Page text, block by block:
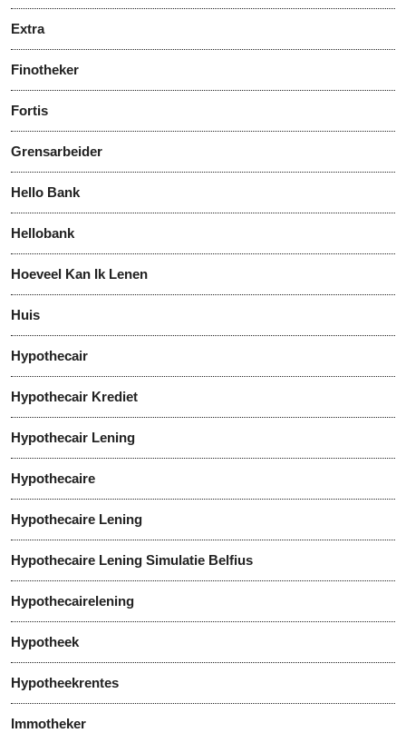
Extra
Finotheker
Fortis
Grensarbeider
Hello Bank
Hellobank
Hoeveel Kan Ik Lenen
Huis
Hypothecair
Hypothecair Krediet
Hypothecair Lening
Hypothecaire
Hypothecaire Lening
Hypothecaire Lening Simulatie Belfius
Hypothecairelening
Hypotheek
Hypotheekrentes
Immotheker